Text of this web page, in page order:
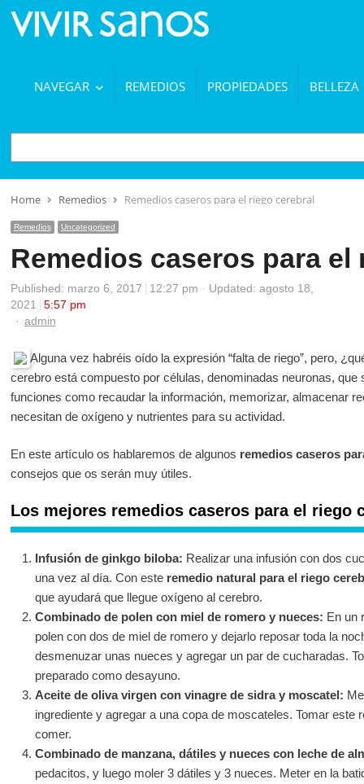
NAVEGAR REMEDIOS PROPIEDADES BELLEZA
BUSCAR
Home Remedios Remedios caseros para el riego cerebral
Remedios Uncategorized
Remedios caseros para el
Published: marzo 6, 2017 12:27 pm
Updated: agosto 18,
2021
5:57 pm
Author
admin
Alguna vez habréis oído la expresión “falta de riego”, pero,
cerebro está compuesto por células, denominadas neuronas, que
funciones como recaudar la información, memorizar, almacenar
necesitan de oxígeno y nutrientes para su actividad.
En este artículo os hablaremos de algunos remedios caseros
consejos que os serán muy útiles.
Los mejores remedios caseros para el riego
Infusión de ginkgo biloba: Realizar una infusión con dos
una vez al día. Con este remedio natural para el riego
que ayudará que llegue oxígeno al cerebro.
Combinado de polen con miel de romero y nueces: En un
polen con dos de miel de romero y dejarlo reposar toda la
desmenuzar unas nueces y agregar un par de cucharadas.
preparado como desayuno.
Aceite de oliva virgen con vinagre de sidra y moscatel:
ingrediente y agregar a una copa de moscateles. Tomar este
comer.
Combinado de manzana, dátiles y nueces con leche de
pedacitos, y luego moler 3 dátiles y 3 nueces. Meter en la